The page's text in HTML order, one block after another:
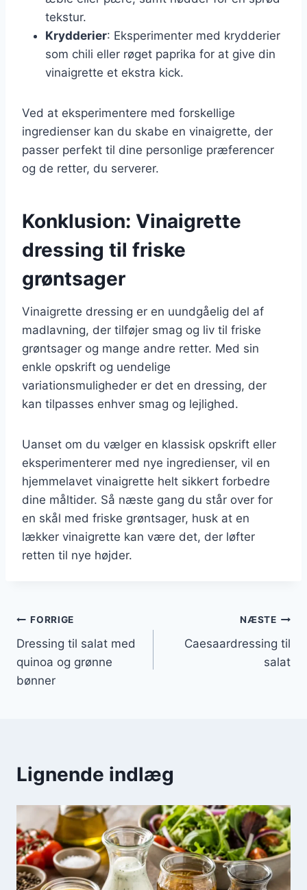
tekstur.
Krydderier: Eksperimenter med krydderier
som chili eller røget paprika for at give din
vinaigrette et ekstra kick.
Ved at eksperimentere med forskellige
ingredienser kan du skabe en vinaigrette, der
passer perfekt til dine personlige præferencer
og de retter, du serverer.
Konklusion: Vinaigrette
dressing til friske
grøntsager
Vinaigrette dressing er en uundgåelig del af
madlavning, der tilføjer smag og liv til friske
grøntsager og mange andre retter. Med sin
enkle opskrift og uendelige
variationsmuligheder er det en dressing, der
kan tilpasses enhver smag og lejlighed.
Uanset om du vælger en klassisk opskrift eller
eksperimenterer med nye ingredienser, vil en
hjemmelavet vinaigrette helt sikkert forbedre
dine måltider. Så næste gang du står over for
en skål med friske grøntsager, husk at en
lækker vinaigrette kan være det, der løfter
retten til nye højder.
Indlægsnavigation
FORRIGE
Dressing til salat med
quinoa og grønne
bønner
NÆSTE
Caesaardressing til
salat
Lignende indlæg